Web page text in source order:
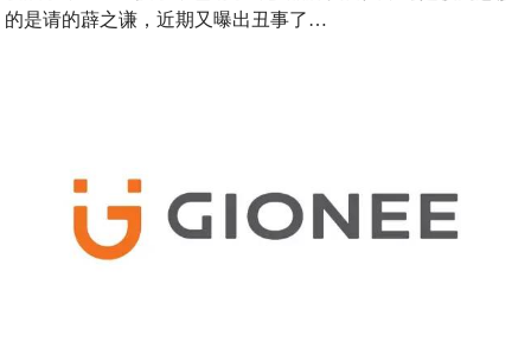
的是请的薜之谦，近期又曝出丑事了…